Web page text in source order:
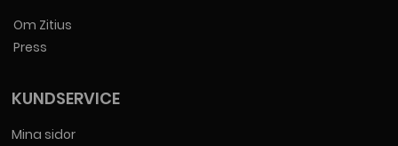
Om Zitius
Press
KUNDSERVICE
Mina sidor